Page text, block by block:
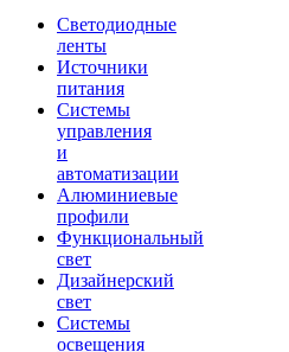
Светодиодные
ленты
Источники
питания
Системы
управления
и
автоматизации
Алюминиевые
профили
Функциональный
свет
Дизайнерский
свет
Системы
освещения